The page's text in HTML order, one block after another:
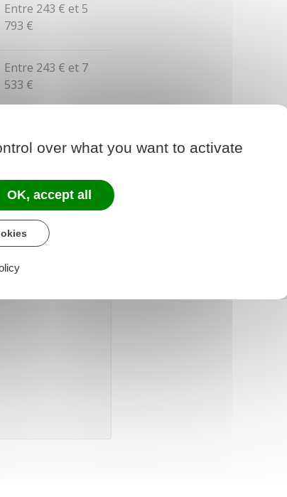
2
Entre 243 € et5
793 €
Entre 243 € et 7
533 €
ou égal à5 000 €
de CFE
au service
over what you want to activate
OK, accept all